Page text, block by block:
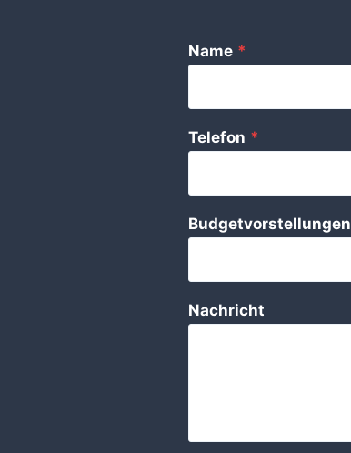
Name *
Telefon *
Budgetvorstellungen
Nachricht